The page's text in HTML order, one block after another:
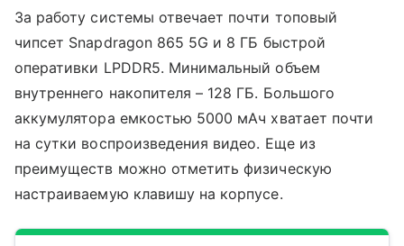
За работу системы отвечает почти топовый
чипсет Snapdragon 865 5G и 8 ГБ быстрой
оперативки LPDDR5. Минимальный объем
внутреннего накопителя – 128 ГБ. Большого
аккумулятора емкостью 5000 мАч хватает почти
на сутки воспроизведения видео. Еще из
преимуществ можно отметить физическую
настраиваемую клавишу на корпусе.